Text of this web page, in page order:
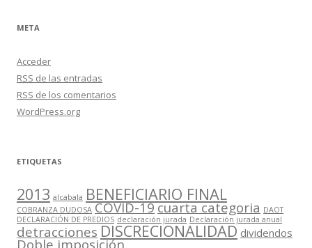
META
Acceder
RSS de las entradas
RSS de los comentarios
WordPress.org
ETIQUETAS
2013 alcabala BENEFICIARIO FINAL
COBRANZA DUDOSA COVID-19cuarta categoria DAOT
DECLARACIÓN DE PREDIOS declaración jurada Declaración jurada anual
detracciones DISCRECIONALIDAD dividendos